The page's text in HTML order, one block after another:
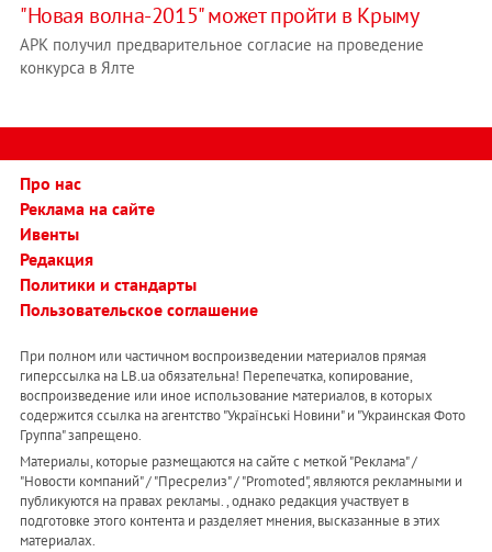
"Новая волна-2015" может пройти в Крыму
АРК получил предварительное согласие на проведение
конкурса в Ялте
Про нас
Реклама на сайте
Ивенты
Редакция
Политики и стандарты
Пользовательское соглашение
При полном или частичном воспроизведении материалов прямая
гиперссылка на LB.ua обязательна! Перепечатка, копирование,
воспроизведение или иное использование материалов, в которых
содержится ссылка на агентство "Українськi Новини" и "Украинская Фото
Группа" запрещено.
Материалы, которые размещаются на сайте с меткой "Реклама" /
"Новости компаний" / "Пресрелиз" / "Promoted", являются рекламными и
публикуются на правах рекламы. , однако редакция участвует в
подготовке этого контента и разделяет мнения, высказанные в этих
материалах.